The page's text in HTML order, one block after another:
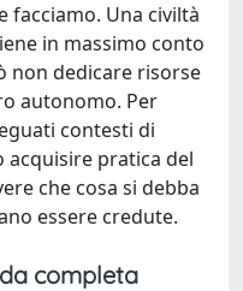
facciamo. Una civiltà
in massimo conto
non dedicare risorse
autonomo. Per
contesti di
acquisire pratica del
che cosa si debba
essere credute.
completa